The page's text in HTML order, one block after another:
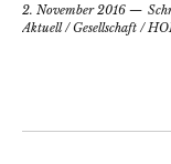
2. November 2016
Aktuell/Gesellschaft /